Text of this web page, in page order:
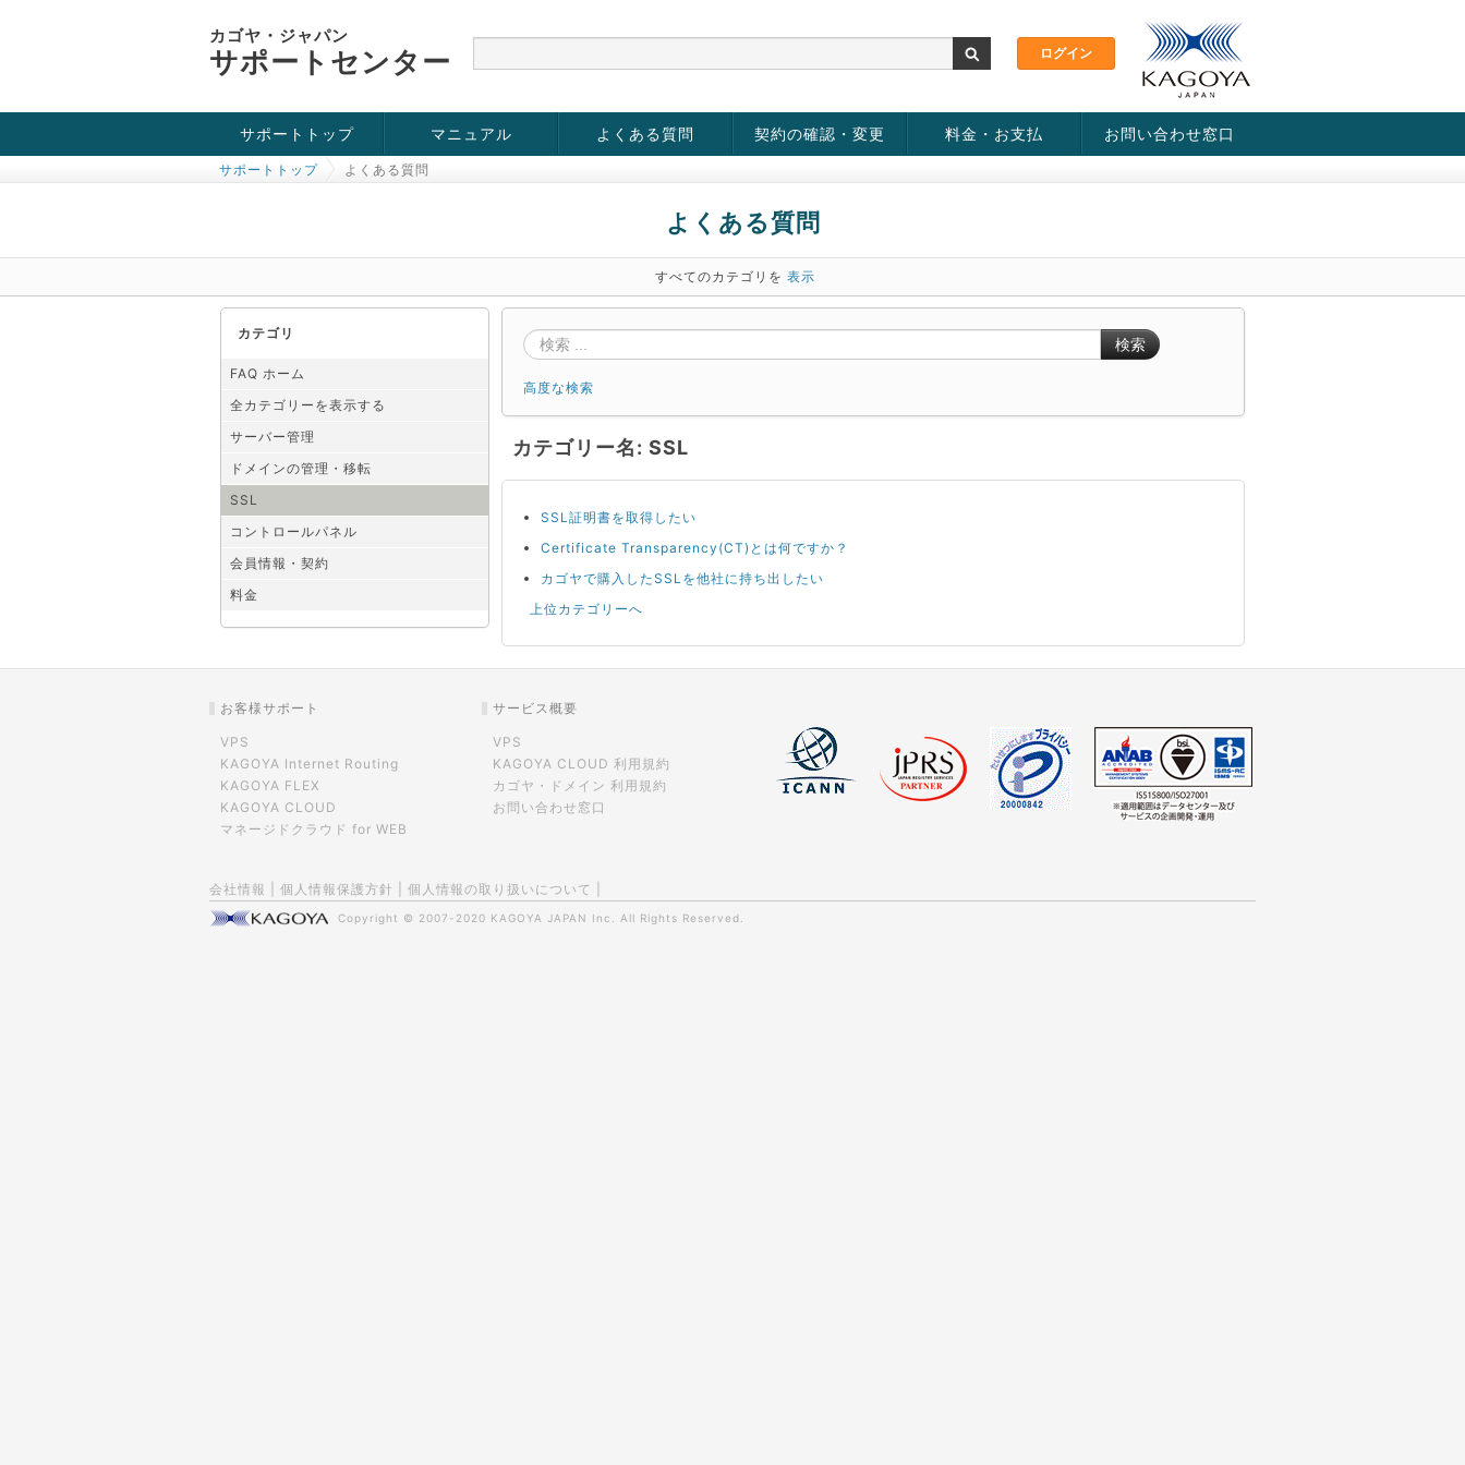
カゴヤ・ジャパン
サポートセンター
サポートトップ
お役立ち情報
チュートリアル
障害・メンテナンス情報
マニュアル よくある質問 契約の確認・変更 料金・お支払 お問い合わせ窓口
サポートトップ よくある質問
よくある質問
すべてのカテゴリを 表示
カテゴリ
FAQ ホーム
全カテゴリーを表示する
サーバー管理
ドメインの管理・移転
SSL
コントロールパネル
会員情報・契約
料金
検索
高度な検索
カテゴリー名: SSL
SSL証明書を取得したい
Certificate Transparency(CT)とは何ですか？
カゴヤで購入したSSLを他社に持ち出したい
上位カテゴリーへ
お客様サポート
VPS
KAGOYA Internet Routing
KAGOYA FLEX
KAGOYA CLOUD
マネージドクラウド for WEB
サービス概要
VPS
KAGOYA CLOUD 利用規約
カゴヤ・ドメイン 利用規約
お問い合わせ窓口
会社情報 個人情報保護方針 個人情報の取り扱いについて
Copyright © 2007-2020 KAGOYA JAPAN Inc. All Rights Reserved.